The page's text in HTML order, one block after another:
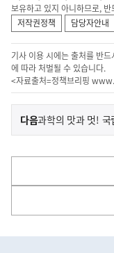
보유하고 있지 아니하므로,
저작권정책
담당자안내
기사 이용 시에는 출처를 반
에 따라 처벌될 수 있습니다.
<자료출처=정책브리핑
이
전
다
음
다음기
과학의 맛과 멋!